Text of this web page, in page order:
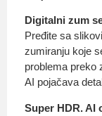
Digitalni zum
Pređite sa
zumiranju koje
problema preko
AI pojačava
Super HDR. AI